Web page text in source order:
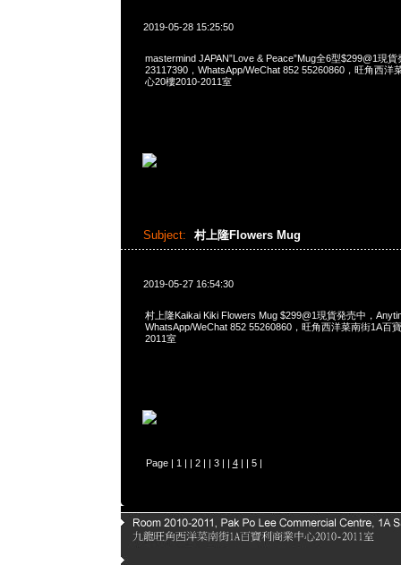
2019-05-28 15:25:50
mastermind JAPAN”Love & Peace”Mug全6型$299@1現
23117390，WhatsApp/WeChat 852 55260860，旺角西洋
心20樓2010-2011室
Subject: 村上隆Flowers Mug
2019-05-27 16:54:30
村上隆Kaikai Kiki Flowers Mug $299@1現貨発売中，
WhatsApp/WeChat 852 55260860，旺角西洋菜南街1A百
2011室
Page | 1 | | 2| | 3| | 4| | 5|